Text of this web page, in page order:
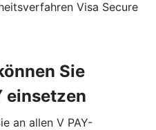
Visa Secure
Sie
einsetzen
an allen V PAY-